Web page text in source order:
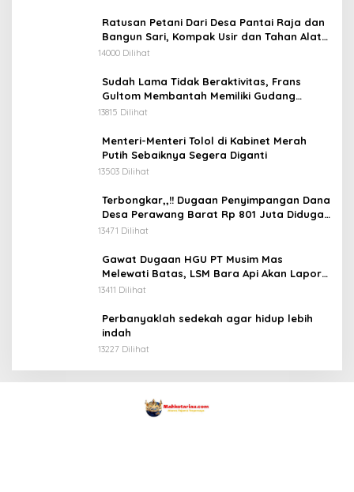
Ratusan Petani Dari Desa Pantai Raja dan
Bangun Sari, Kompak Usir dan Tahan Alat
Berat Milik Hanafi Cs.
14000 Dilihat
Sudah Lama Tidak Beraktivitas, Frans
Gultom Membantah Memiliki Gudang
Penimbunan BBM
13815 Dilihat
Menteri-Menteri Tolol di Kabinet Merah
Putih Sebaiknya Segera Diganti
13503 Dilihat
Terbongkar,,!! Dugaan Penyimpangan Dana
Desa Perawang Barat Rp 801 Juta Diduga
Tidak Jelas Penggunaannya
13471 Dilihat
Gawat Dugaan HGU PT Musim Mas
Melewati Batas, LSM Bara Api Akan Lapor
ke APH dan Satgas PKH
13411 Dilihat
Perbanyaklah sedekah agar hidup lebih
indah
13227 Dilihat